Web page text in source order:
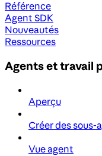
Référence
Agent SDK
Nouveautés
Ressources
Agents et travail
Aperçu
Créer des sous-
Vue agent